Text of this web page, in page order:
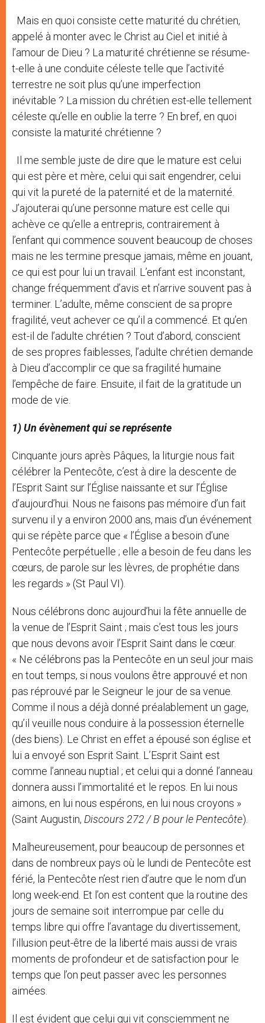
Mais en quoi consiste cette maturité du chrétien,
appelé à monter avec le Christ au Ciel et initié à
l’amour de Dieu ? La maturité chrétienne se résume-
t-elle à une conduite céleste telle que l’activité
terrestre ne soit plus qu’une imperfection
inévitable ? La mission du chrétien est-elle tellement
céleste qu’elle en oublie la terre ? En bref, en quoi
consiste la maturité chrétienne ?
Il me semble juste de dire que le mature est celui
qui est père et mère, celui qui sait engendrer, celui
qui vit la pureté de la paternité et de la maternité.
J’ajouterai qu’une personne mature est celle qui
achève ce qu’elle a entrepris, contrairement à
l’enfant qui commence souvent beaucoup de choses
mais ne les termine presque jamais, même en jouant,
ce qui est pour lui un travail. L’enfant est inconstant,
change fréquemment d’avis et n’arrive souvent pas à
terminer. L’adulte, même conscient de sa propre
fragilité, veut achever ce qu’il a commencé. Et qu’en
est-il de l’adulte chrétien ? Tout d’abord, conscient
de ses propres faiblesses, l’adulte chrétien demande
à Dieu d’accomplir ce que sa fragilité humaine
l’empêche de faire. Ensuite, il fait de la gratitude un
mode de vie.
1) Un évènement qui se représente
Cinquante jours après Pâques, la liturgie nous fait
célébrer la Pentecôte, c’est à dire la descente de
l’Esprit Saint sur l’Église naissante et sur l’Église
d’aujourd’hui. Nous ne faisons pas mémoire d’un fait
survenu il y a environ 2000 ans, mais d’un événement
qui se répète parce que « l’Église a besoin d’une
Pentecôte perpétuelle ; elle a besoin de feu dans les
cœurs, de parole sur les lèvres, de prophétie dans
les regards » (St Paul VI).
Nous célébrons donc aujourd’hui la fête annuelle de
la venue de l’Esprit Saint ; mais c’est tous les jours
que nous devons avoir l’Esprit Saint dans le cœur.
« Ne célébrons pas la Pentecôte en un seul jour mais
en tout temps, si nous voulons être approuvé et non
pas réprouvé par le Seigneur le jour de sa venue.
Comme il nous a déjà donné préalablement un gage,
qu’il veuille nous conduire à la possession éternelle
(des biens). Le Christ en effet a épousé son église et
lui a envoyé son Esprit Saint. L’Esprit Saint est
comme l’anneau nuptial ; et celui qui a donné l’anneau
donnera aussi l’immortalité et le repos. En lui nous
aimons, en lui nous espérons, en lui nous croyons »
(Saint Augustin, Discours 272 / B pour le Pentecôte).
Malheureusement, pour beaucoup de personnes et
dans de nombreux pays où le lundi de Pentecôte est
férié, la Pentecôte n’est rien d’autre que le nom d’un
long week-end. Et l’on est content que la routine des
jours de semaine soit interrompue par celle du
temps libre qui offre l’avantage du divertissement,
l’illusion peut-être de la liberté mais aussi de vrais
moments de profondeur et de satisfaction pour le
temps que l’on peut passer avec les personnes
aimées.
Il est évident que celui qui vit consciemment ne